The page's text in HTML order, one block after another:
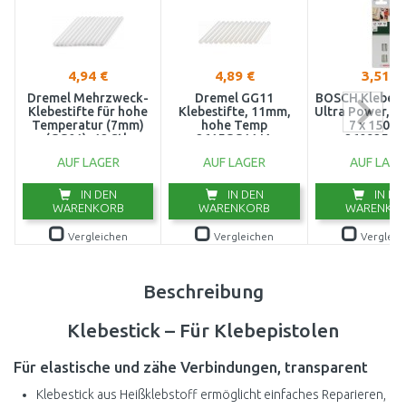
4,94 €
Dremel Mehrzweck-
Klebestifte für hohe
Temperatur (7mm)
(GG01), 12 Stk
AUF LAGER
IN DEN
WARENKORB
Vergleichen
4,89 €
Dremel GG11
Klebestifte, 11mm,
hohe Temp
2615GG11JA
AUF LAGER
IN DEN
WARENKORB
Vergleichen
3,51 €
BOSCH
Ultra Power,
7 x 150
AUF
IN
Beschreibung
Klebestick – Für Klebepistolen
Für elastische und zähe Verbindungen, transparent
Klebestick aus Heißklebstoff ermöglicht einfaches Reparieren,